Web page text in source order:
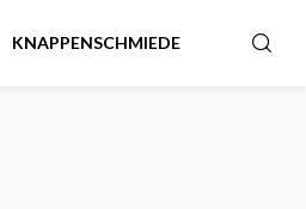
KNAPPENSCHMIEDE